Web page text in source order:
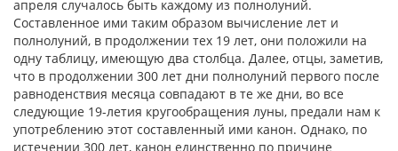
апреля случалось быть каждому из полнолуний.
Составленное ими таким образом вычисление лет и
полнолуний, в продолжении тех 19 лет, они положили на
одну таблицу, имеющую два столбца. Далее, отцы, заметив,
что в продолжении 300 лет дни полнолуний первого после
равноденствия месяца совпадают в те же дни, во все
следующие 19-летия кругообращения луны, предали нам к
употреблению этот составленный ими канон. Однако, по
истечении 300 лет, канон единственно по причине